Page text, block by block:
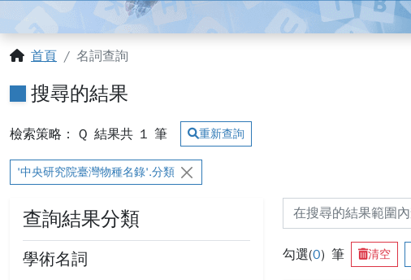
首頁
名詞查詢
搜尋的結果
檢索策略： Q 結果共 1 筆 重新查詢
'中央研究院臺灣物種名錄'.分類
查詢結果分類
學術名詞 勾選(0) 筆 清空